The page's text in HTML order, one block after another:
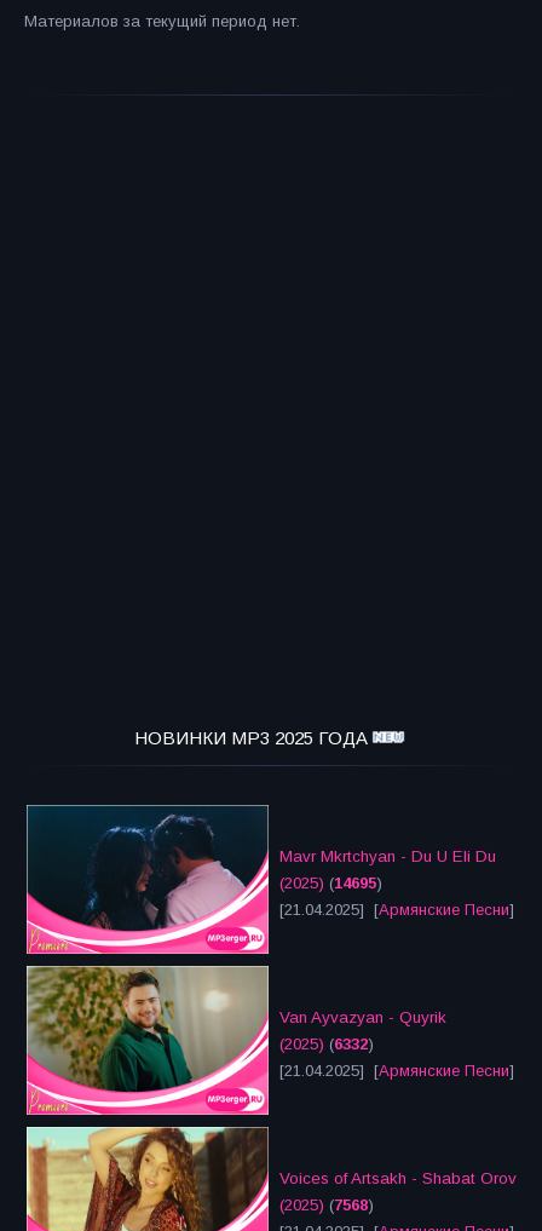
Материалов за текущий период нет.
НОВИНКИ MP3 2025 ГОДА
Mavr Mkrtchyan - Du U Eli Du
(2025) (14695)
[21.04.2025] [Армянские Песни]
Van Ayvazyan - Quyrik
(2025) (6332)
[21.04.2025] [Армянские Песни]
Voices of Artsakh - Shabat Orov
(2025) (7568)